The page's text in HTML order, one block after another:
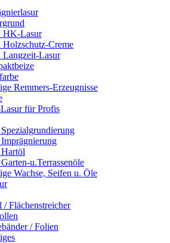
HK-Lasur
Creme
Lasur
Remmers-Erzeugnisse
für Profis
u.Terrassenöle
Wachse, Seifen u. Öle
/ Flächenstreicher
/ Folien